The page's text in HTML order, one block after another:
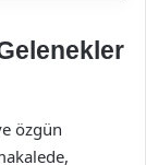
özgün